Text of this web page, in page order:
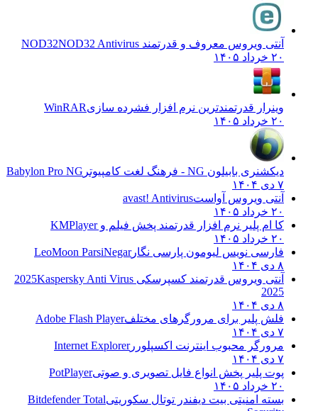
آنتی ویروس معروف و قدرتمند NOD32 NOD32 Antivirus
۲۰ خرداد ۱۴۰۵
وینرار قدرتمندترین نرم افزار فشرده سازیWinRAR
۲۰ خرداد ۱۴۰۵
دیکشنری بابیلون NG - فرهنگ لغت کامپیوتر
Babylon Pro NG
۷ دی ۱۴۰۴
آنتی ویروس آواستavast! Antivirus
۲۰ خرداد ۱۴۰۵
کا ام پلیر نرم افزار قدرتمند پخش فیلم وKMPlayer
۲۰ خرداد ۱۴۰۵
فارسی نویس لیومون پارسی نگارLeoMoon ParsiNegar
۸ دی ۱۴۰۴
آنتی ویروس قدرتمند کسپرسکی 2025 Kaspersky Anti Virus
2025
۸ دی ۱۴۰۴
فلش پلیر برای مرورگرهای مختلفAdobe Flash Player
۷ دی ۱۴۰۴
مرورگر محبوب اینترنت اکسپلوررInternet Explorer
۷ دی ۱۴۰۴
پوت پلیر پخش انواع فایل تصویری و صوتیPotPlayer
۲۰ خرداد ۱۴۰۵
بسته امنیتی بیت دیفندر توتال سکوریتیBitdefender Total